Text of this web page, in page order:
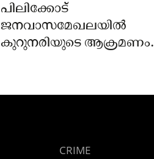
പിലിക്കോട്
ജനവാസമേഖലയിൽ
കുറുനരിയുടെ ആക്രമണം;
പഞ്ചായത്ത്
CRIME